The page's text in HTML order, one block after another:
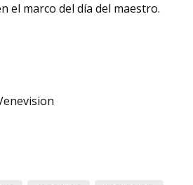
el marco del día del maestro.